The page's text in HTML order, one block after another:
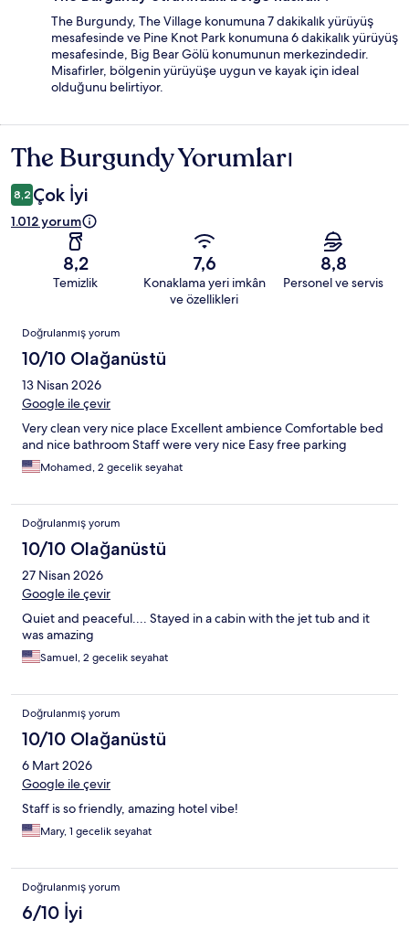
The Burgundy, The Village konumuna 7 dakikalık yürüyüş
mesafesinde ve Pine Knot Park konumuna 6 dakikalık yürüyüş
mesafesinde, Big Bear Gölü konumunun merkezindedir.
Misafirler, bölgenin yürüyüşe uygun ve kayak için ideal
olduğunu belirtiyor.
Yorumlar
The Burgundy Yorumları
8,2 Çok İyi
1.012 yorum
8,2
Temizlik
7,6
Konaklama yeri imkân
ve özellikleri
8,8
Personel ve servis
Yorumlar
Doğrulanmış yorum
10/10 Olağanüstü
13 Nisan 2026
Google ile çevir
Very clean very nice place Excellent ambience Comfortable bed
and nice bathroom Staff were very nice Easy free parking
Mohamed, 2 gecelik seyahat
Doğrulanmış yorum
10/10 Olağanüstü
27 Nisan 2026
Google ile çevir
Quiet and peaceful.... Stayed in a cabin with the jet tub and it
was amazing
Samuel, 2 gecelik seyahat
Doğrulanmış yorum
10/10 Olağanüstü
6 Mart 2026
Google ile çevir
Staff is so friendly, amazing hotel vibe!
Mary, 1 gecelik seyahat
Doğrulanmış yorum
6/10 İyi